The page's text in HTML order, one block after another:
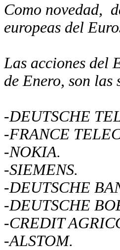
Como novedad,
europeas del
Las acciones del
de Enero, son las
-DEUTSCHE
-FRANCE
-NOKIA.
-SIEMENS.
-DEUTSCHE
-DEUTSCHE
-CREDIT
-ALSTOM.